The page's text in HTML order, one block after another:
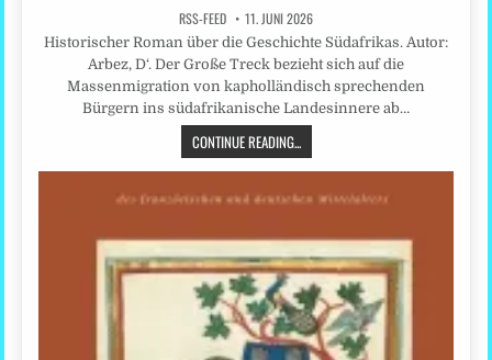
RSS-FEED 11. JUNI 2026
Historischer Roman über die Geschichte Südafrikas. Autor:
Arbez, D‘. Der Große Treck bezieht sich auf die
Massenmigration von kapholländisch sprechenden
Bürgern ins südafrikanische Landesinnere ab…
CONTINUE READING...